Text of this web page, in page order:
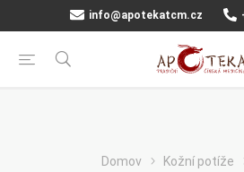
info@apotekatcm.cz
Domov Kožní potíže